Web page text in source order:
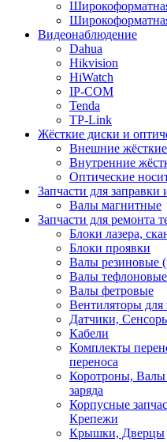
Видеонаблюдение
Dahua
Hikvision
HiWatch
IP-COM
Tenda
TP-Link
Жёсткие диски и
Внешние
Внутренние
Оптические
Запчасти для заправки
Валы магнитные
Запчасти для ремонта
Блоки лазера,
Блоки проявки
Валы резиновые
Валы
Валы фетровые
Вентиляторы
Датчики,
Кабели
Комплекты
переноса
Коротроны, Валы
заряда
Корпусные
Крепежи
Крышки, Дверцы